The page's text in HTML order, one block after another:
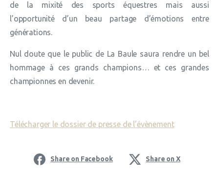
de la mixité des sports équestres mais aussi
l’opportunité d’un beau partage d’émotions entre
générations.
Nul doute que le public de La Baule saura rendre un bel
hommage à ces grands champions… et ces grandes
championnes en devenir.
Télécharger le dossier de presse de l’évènement
Share on Facebook Share on X